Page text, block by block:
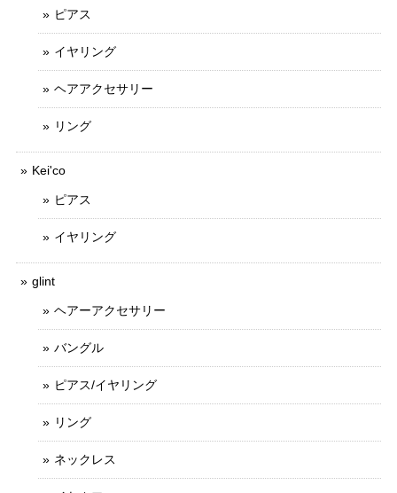
ピアス
イヤリング
ヘアアクセサリー
リング
Kei'co
ピアス
イヤリング
glint
ヘアーアクセサリー
バングル
ピアス/イヤリング
リング
ネックレス